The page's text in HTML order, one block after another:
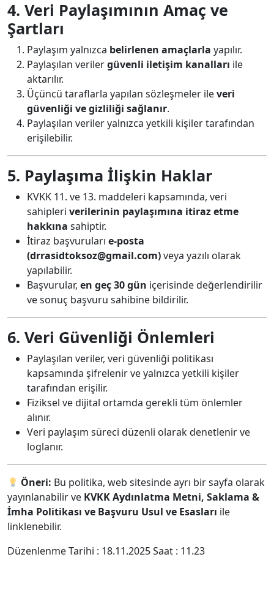
4. Veri Paylaşımının Amaç ve
Şartları
Paylaşım yalnızca belirlenen amaçlarla yapılır.
Paylaşılan verilergüvenli iletişim kanalları ile
aktarılır.
Üçüncü taraflarla yapılan sözleşmeler ileveri
güvenliği ve gizliliği sağlanır.
Paylaşılan veriler yalnızca yetkili kişiler tarafından
erişilebilir.
5. Paylaşıma İlişkin Haklar
KVKK 11. ve 13. maddeleri kapsamında, veri
sahipleri verilerinin paylaşımına itiraz etme
hakkına sahiptir.
İtiraz başvuruları e-posta
(drrasidtoksoz@gmail.com)veya yazılı olarak
yapılabilir.
Başvurular, en geç 30 gün içerisinde değerlendirilir
ve sonuç başvuru sahibine bildirilir.
6. Veri Güvenliği Önlemleri
Paylaşılan veriler, veri güvenliği politikası
kapsamında şifrelenir ve yalnızca yetkili kişiler
tarafından erişilir.
Fiziksel ve dijital ortamda gerekli tüm önlemler
alınır.
Veri paylaşım süreci düzenli olarak denetlenir ve
loglanır.
Öneri: Bu politika, web sitesinde ayrı bir sayfa olarak
yayınlanabilir ve KVKK Aydınlatma Metni, Saklama &
İmha Politikası ve Başvuru Usul ve Esasları ile
linklenebilir.
Düzenlenme Tarihi : 18.11.2025 Saat : 11.23